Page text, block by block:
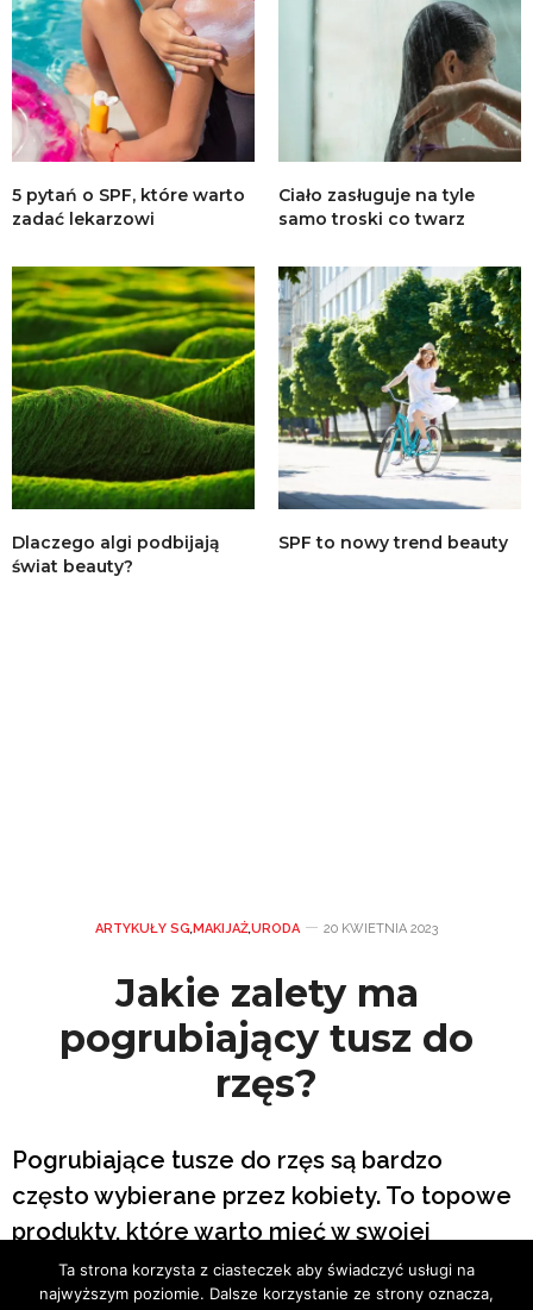
5 pytań o SPF, które warto
zadać lekarzowi
Ciało zasługuje na tyle
samo troski co twarz
Dlaczego algi podbijają
świat beauty?
SPF to nowy trend beauty
ARTYKUŁY SG,MAKIJAŻ,URODA 20 KWIETNIA 2023
Jakie zalety ma
pogrubiający tusz do
rzęs?
Pogrubiające tusze do rzęs są bardzo
często wybierane przez kobiety. To topowe
produkty, które warto mieć w swojej
kosmetyczce. Dzięki nim codzienny makijaż
staje się szybszy i przyjemniejszy. Poza tym
Ta strona korzysta z ciasteczek aby świadczyć usługi na
najwyższym poziomie. Dalsze korzystanie ze strony oznacza,